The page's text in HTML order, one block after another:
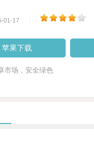
01-17
苹果下载
市场，安全绿色